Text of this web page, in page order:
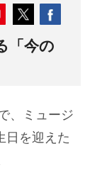
「今の
、ミュージ
日を迎えた